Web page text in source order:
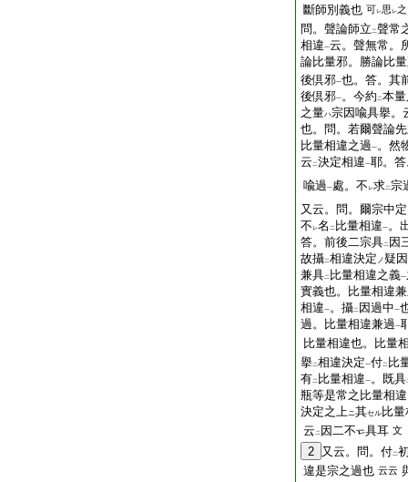
斷師別義也 可レ思 レ之
問。聲論師立 二聲常
相違一云。聲無常。
論比量邪。勝論比
後倶邪一也。答。其
後倶邪一。今約 二本
之量ハ宗因喩具擧。
也。問。若爾聲論
比量相違之過一。然
云 二決定相違一耶。
喩過一處。不 レ求二宗
又云。問。爾宗中
不 レ名 二 比量相違一。
答。前後二宗具二 因
故攝二相違決定 ノ 疑因
兼具二 比量相違之義一
實義也。比量相違
相違一。攝二 因過中一
過。比量相違兼過一
比量相違也。比量
擧二相違決定一付二 比
有二 比量相違一。既具
瓶等是常之比量相
決定之上ニ其セル 比
云 二 因二不 具耳 文
2 又云。問。付二
違是宗之過也 云云